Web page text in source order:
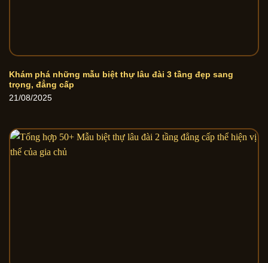
Khám phá những mẫu biệt thự lâu đài 3 tầng đẹp sang
trọng, đẳng cấp
21/08/2025